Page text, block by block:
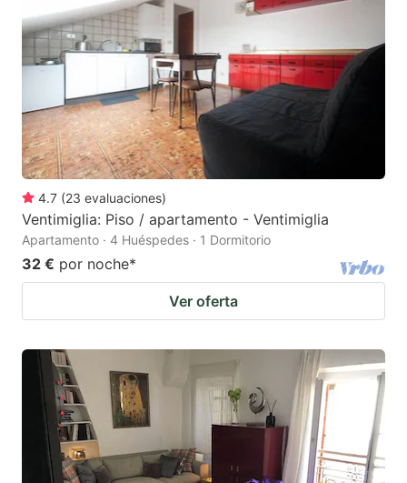
4.7 (23 evaluaciones)
Ventimiglia: Piso / apartamento - Ventimiglia
Apartamento · 4 Huéspedes · 1 Dormitorio
32 € por noche*
Ver oferta